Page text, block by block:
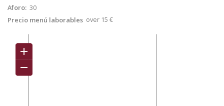
Aforo: 30
Precio menú laborables over 15 €